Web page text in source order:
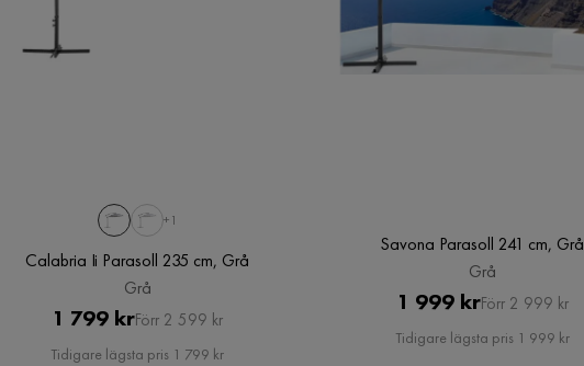
+1
Calabria Ii Parasoll 235 cm, Grå
Grå
Pris
1 799 krOriginal
Pris
Förr 2 599 kr
Tidigare lägsta pris 1 799 kr
Savona Parasoll 241 cm, Grå
Grå
Pris
1 999 krOriginal
Pris
Förr 2 999 kr
Tidigare lägsta pris 1 999 kr